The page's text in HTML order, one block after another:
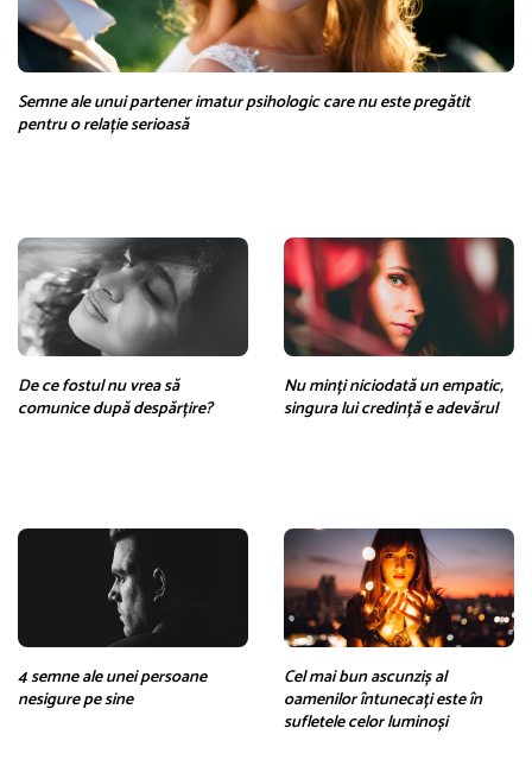
Semne ale unui partener imatur psihologic care nu este pregătit
pentru o relație serioasă
De ce fostul nu vrea să
comunice după despărțire?
Nu minți niciodată un empatic,
singura lui credință e adevărul
4 semne ale unei persoane
nesigure pe sine
Cel mai bun ascunziș al
oamenilor întunecați este în
sufletele celor luminoși